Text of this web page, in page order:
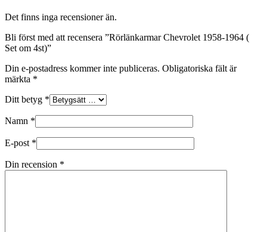
Det finns inga recensioner än.
Bli först med att recensera ”Rörlänkarmar Chevrolet 1958-1964 (
Set om 4st)”
Din e-postadress kommer inte publiceras. Obligatoriska fält är
märkta *
Ditt betyg *
Namn *
E-post *
Din recension *